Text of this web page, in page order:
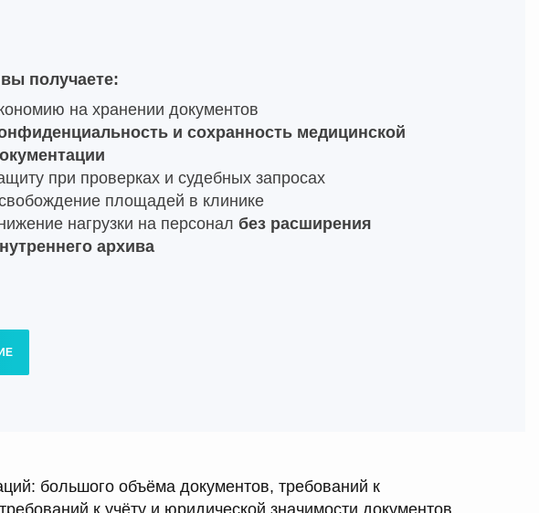
получаете:
на хранении документов
и сохранность медицинской
при проверках и судебных запросах
площадей в клинике
нагрузки на персонал без расширения
архива
большого объёма документов, требований к
к учёту и юридической значимости документов.